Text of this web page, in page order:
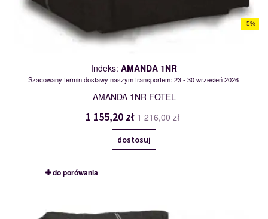
Indeks: AMANDA 1NR
-5%
Szacowany termin dostawy naszym transportem: 23 - 30 wrzesień 2026
AMANDA 1NR FOTEL
1 155,20 zł 1 216,00 zł
dostosuj
do porówania